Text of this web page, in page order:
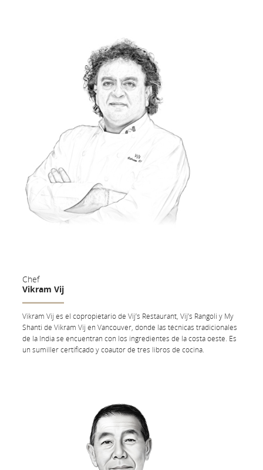
Chef
Vikram Vij
Vikram Vij es el copropietario de Vij’s Restaurant, Vij’s Rangoli y My
Shanti de Vikram Vij en Vancouver, donde las técnicas tradicionales
de la India se encuentran con los ingredientes de la costa oeste. Es
un sumiller certificado y coautor de tres libros de cocina.